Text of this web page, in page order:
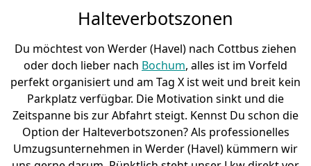
Halteverbotszonen
Du möchtest von Werder (Havel) nach Cottbus ziehen
oder doch lieber nach Bochum, alles ist im Vorfeld
perfekt organisiert und am Tag X ist weit und breit kein
Parkplatz verfügbar. Die Motivation sinkt und die
Zeitspanne bis zur Abfahrt steigt. Kennst Du schon die
Option der Halteverbotszonen? Als professionelles
Umzugsunternehmen in Werder (Havel) kümmern wir